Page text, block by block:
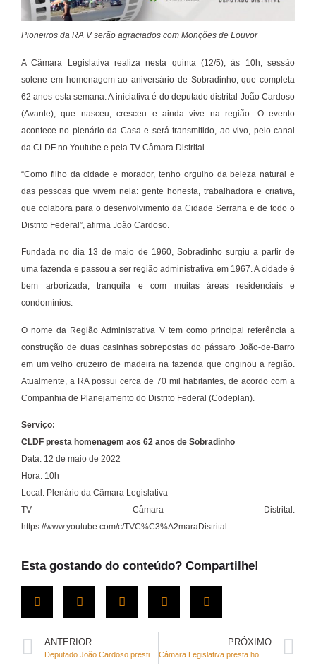
Pioneiros da RA V serão agraciados com Monções de Louvor
A Câmara Legislativa realiza nesta quinta (12/5), às 10h, sessão
solene em homenagem ao aniversário de Sobradinho, que completa
62 anos esta semana. A iniciativa é do deputado distrital João Cardoso
(Avante), que nasceu, cresceu e ainda vive na região. O evento
acontece no plenário da Casa e será transmitido, ao vivo, pelo canal
da CLDF no Youtube e pela TV Câmara Distrital.
“Como filho da cidade e morador, tenho orgulho da beleza natural e
das pessoas que vivem nela: gente honesta, trabalhadora e criativa,
que colabora para o desenvolvimento da Cidade Serrana e de todo o
Distrito Federal”, afirma João Cardoso.
Fundada no dia 13 de maio de 1960, Sobradinho surgiu a partir de
uma fazenda e passou a ser região administrativa em 1967. A cidade é
bem arborizada, tranquila e com muitas áreas residenciais e
condomínios.
O nome da Região Administrativa V tem como principal referência a
construção de duas casinhas sobrepostas do pássaro João-de-Barro
em um velho cruzeiro de madeira na fazenda que originou a região.
Atualmente, a RA possui cerca de 70 mil habitantes, de acordo com a
Companhia de Planejamento do Distrito Federal (Codeplan).
Serviço:
CLDF presta homenagem aos 62 anos de Sobradinho
Data: 12 de maio de 2022
Hora: 10h
Local: Plenário da Câmara Legislativa
TV Câmara Distrital:
https://www.youtube.com/c/TVC%C3%A2maraDistrital
Esta gostando do conteúdo? Compartilhe!
ANTERIOR PRÓXIMO
Câmara Legislativa presta homenagem aos 62 anos de Sobradinho